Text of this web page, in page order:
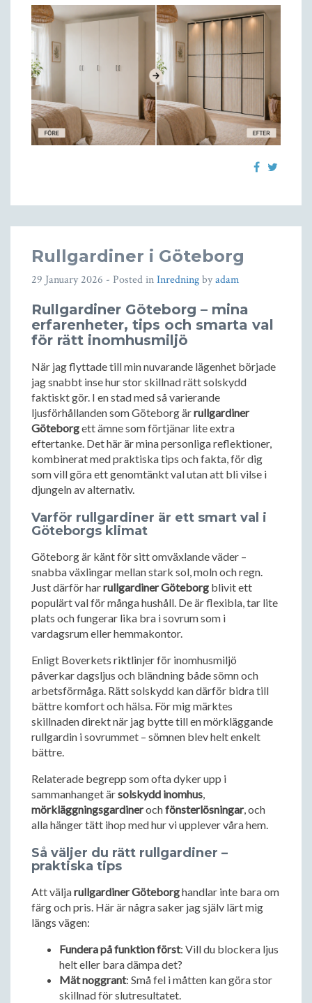
Rullgardiner i Göteborg
29 January 2026 - Posted inInredningbyadam
Rullgardiner Göteborg – mina
erfarenheter, tips och smarta val
för rätt inomhusmiljö
När jag flyttade till min nuvarande lägenhet började
jag snabbt inse hur stor skillnad rätt solskydd
faktiskt gör. I en stad med så varierande
ljusförhållanden som Göteborg ärrullgardiner
Göteborgett ämne som förtjänar lite extra
eftertanke. Det här är mina personliga reflektioner,
kombinerat med praktiska tips och fakta, för dig
som vill göra ett genomtänkt val utan att bli vilse i
djungeln av alternativ.
Varför rullgardiner är ett smart val i
Göteborgs klimat
Göteborg är känt för sitt omväxlande väder –
snabba växlingar mellan stark sol, moln och regn.
Just därför harrullgardiner Göteborg blivit ett
populärt val för många hushåll. De är flexibla, tar lite
plats och fungerar lika bra i sovrum som i
vardagsrum eller hemmakontor.
Enligt Boverkets riktlinjer för inomhusmiljö
påverkar dagsljus och bländning både sömn och
arbetsförmåga. Rätt solskydd kan därför bidra till
bättre komfort och hälsa. För mig märktes
skillnaden direkt när jag bytte till en mörkläggande
rullgardin i sovrummet – sömnen blev helt enkelt
bättre.
Relaterade begrepp som ofta dyker upp i
sammanhanget ärsolskydd inomhus,
mörkläggningsgardinerochfönsterlösningar, och
alla hänger tätt ihop med hur vi upplever våra hem.
Så väljer du rätt rullgardiner –
praktiska tips
Att väljarullgardiner Göteborghandlar inte bara om
färg och pris. Här är några saker jag själv lärt mig
längs vägen:
Fundera på funktion först: Vill du blockera ljus
helt eller bara dämpa det?
Mät noggrant: Små fel i måtten kan göra stor
skillnad för slutresultatet.